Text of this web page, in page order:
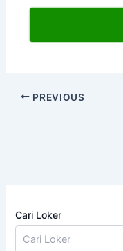
PREVIOUS
Cari Loker